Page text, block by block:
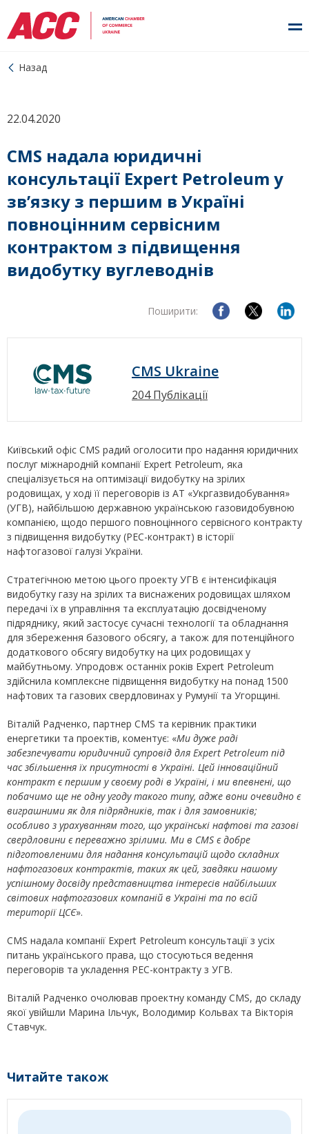
Назад
22.04.2020
CMS надала юридичні
консультації Expert Petroleum у
зв’язку з першим в Україні
повноцінним сервісним
контрактом з підвищення
видобутку вуглеводнів
Поширити:
CMS Ukraine
204 Публікації
Київський офіс CMS радий оголосити про надання юридичних
послуг міжнародній компанії Expert Petroleum, яка
спеціалізується на оптимізації видобутку на зрілих
родовищах, у ході її переговорів із АТ «Укргазвидобування»
(УГВ), найбільшою державною українською газовидобувною
компанією, щодо першого повноцінного сервісного контракту
з підвищення видобутку (РЕС-контракт) в історії
нафтогазової галузі України.
Стратегічною метою цього проекту УГВ є інтенсифікація
видобутку газу на зрілих та виснажених родовищах шляхом
передачі їх в управління та експлуатацію досвідченому
підряднику, який застосує сучасні технології та обладнання
для збереження базового обсягу, а також для потенційного
додаткового обсягу видобутку на цих родовищах у
майбутньому. Упродовж останніх років Expert Petroleum
здійснила комплексне підвищення видобутку на понад 1500
нафтових та газових свердловинах у Румунії та Угорщині.
Віталій Радченко, партнер CMS та керівник практики
енергетики та проектів, коментує: «Ми дуже раді
забезпечувати юридичний супровід для Expert Petroleum під
час збільшення їх присутності в Україні. Цей інноваційний
контракт є першим у своєму роді в Україні, і ми впевнені, що
побачимо ще не одну угоду такого типу, адже вони очевидно є
виграшними як для підрядників, так і для замовників;
особливо з урахуванням того, що українські нафтові та газові
свердловини є переважно зрілими. Ми в CMS є добре
підготовленими для надання консультацій щодо складних
нафтогазових контрактів, таких як цей, завдяки нашому
успішному досвіду представництва інтересів найбільших
світових нафтогазових компаній в Україні та по всій
території ЦСЄ».
CMS надала компанії Expert Petroleum консультації з усіх
питань українського права, що стосуються ведення
переговорів та укладення РЕС-контракту з УГВ.
Віталій Радченко очолював проектну команду CMS, до складу
якої увійшли Марина Ільчук, Володимир Кольвах та Вікторія
Ставчук.
Читайте також